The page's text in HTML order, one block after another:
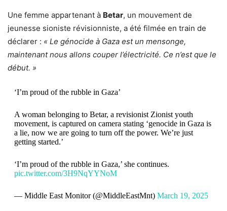
Une femme appartenant à Betar, un mouvement de
jeunesse sioniste révisionniste, a été filmée en train de
déclarer : « Le génocide à Gaza est un mensonge,
maintenant nous allons couper l’électricité. Ce n’est que le
début. »
‘I’m proud of the rubble in Gaza’
A woman belonging to Betar, a revisionist Zionist youth
movement, is captured on camera stating ‘genocide in Gaza is
a lie, now we are going to turn off the power. We’re just
getting started.’
‘I’m proud of the rubble in Gaza,’ she continues.
pic.twitter.com/3H9NqYYNoM
— Middle East Monitor (@MiddleEastMnt) March 19, 2025